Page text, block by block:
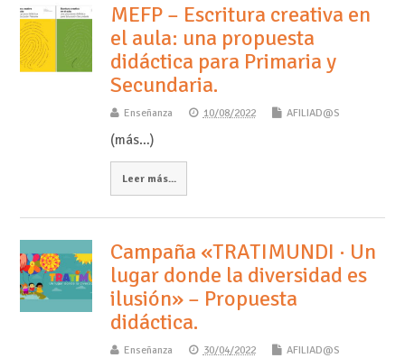
MEFP – Escritura creativa en
el aula: una propuesta
didáctica para Primaria y
Secundaria.
Enseñanza 10/08/2022 AFILIAD@S
(más…)
Leer más...
Campaña «TRATIMUNDI · Un
lugar donde la diversidad es
ilusión» – Propuesta
didáctica.
Enseñanza 30/04/2022 AFILIAD@S